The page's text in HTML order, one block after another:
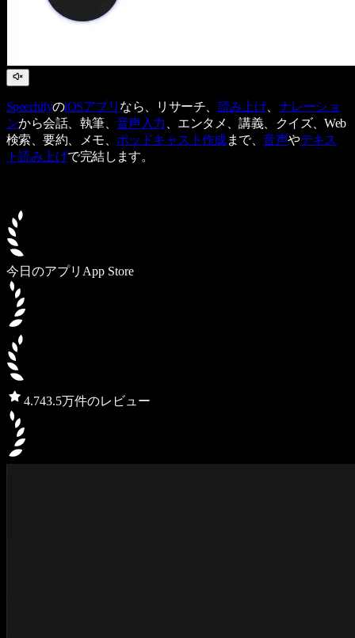
SpeechifyのiOSアプリ なら、リサーチ、 読み上げ、 ナレーショ
ンから会話、執筆、 音声入力
、エンタメ、講義、クイズ、Web
検索、要約、メモ、 ポッドキャスト作成まで、音声やテキス
ト読み上げで完結します。
今日のアプリ App Store
4.743.5万件のレビュー